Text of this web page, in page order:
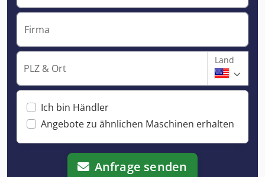
Firma
PLZ & Ort
Land
Ich bin Händler
Angebote zu ähnlichen Maschinen erhalten
Anfrage senden